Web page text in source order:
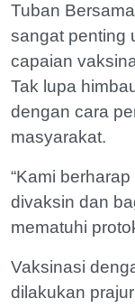
Tuban
sangat penting
capaian
Tak lupa
dengan cara
masyarakat.
“Kami
divaksin dan
mematuhi
Vaksinasi
dilakukan